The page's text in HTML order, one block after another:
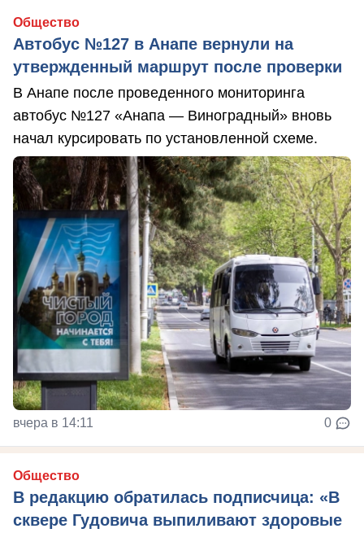
Общество
Автобус №127 в Анапе вернули на
утвержденный маршрут после проверки
В Анапе после проведенного мониторинга
автобус №127 «Анапа — Виноградный» вновь
начал курсировать по установленной схеме.
вчера в 14:11 0
Общество
В редакцию обратилась подписчица: «В
сквере Гудовича выпиливают здоровые